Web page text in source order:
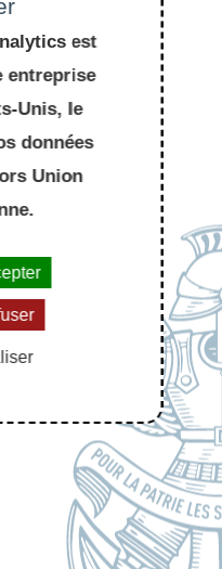
est
entreprise
Unis, le
données
Union